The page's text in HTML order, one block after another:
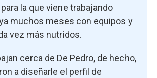
la que viene trabajando
muchos meses con equipos y
vez más nutridos.
cerca de De Pedro, de hecho,
a diseñarle el perfil de